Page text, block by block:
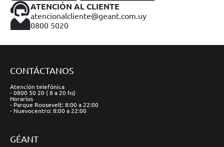
ATENCIÓN AL CLIENTE
atencionalcliente@geant.com.uy
0800 5020
CONTÁCTANOS
Atención telefónica
- 0800 50 20 ( 8 a 20 hs)
Horarios
- Parque Roosevelt: 8:00 a 22:00
- Nuevocentro: 8:00 a 22:00
GÉANT